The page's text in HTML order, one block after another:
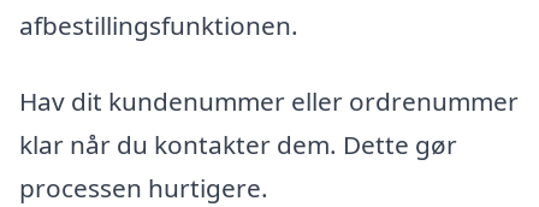
afbestillingsfunktionen.
Hav dit kundenummer eller ordrenummer
klar når du kontakter dem. Dette gør
processen hurtigere.